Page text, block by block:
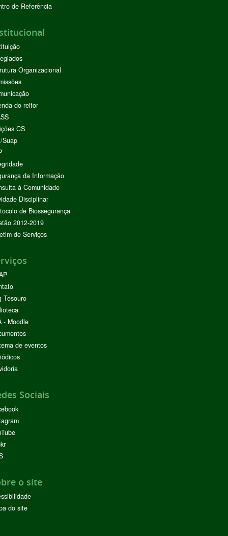
de Referência
Organizacional
do reitor
CS
Suap
da Informação
à Comunidade
Disciplinar
de Biossegurança
2012-2019
de Serviços
Tesouro
- Moodle
de eventos
Sociais
o site
do site